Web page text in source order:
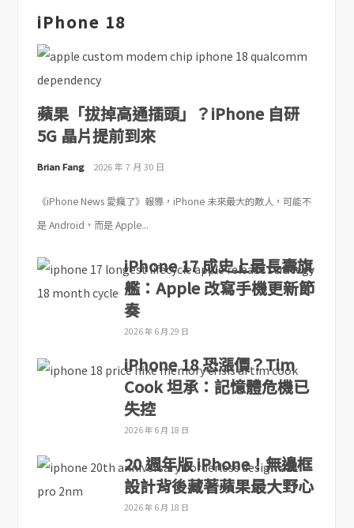
iPhone 18
蘋果「拔掉高通插頭」？iPhone 自研
5G 晶片提前到來
Brian Fang 2026 年 7 月 30 日
《iPhone News 愛瘋了》報導，iPhone 未來最大的敵人，可能不
是 Android，而是 Apple...
iPhone 17 成史上最長壽旗
艦：Apple 改寫手機更新節
奏
2026 年 6 月 29 日
iPhone 18 恐漲價？Tim
Cook 坦承：記憶體危機已
失控
2026 年 6 月 18 日
20 週年版 iPhone！無邊框
設計背後藏著蘋果最大野心
2026 年 6 月 18 日